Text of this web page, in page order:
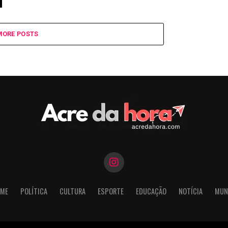
POSTS
POLÍTICA CULTURA ESPORTE EDUCAÇÃO NOTÍCIA